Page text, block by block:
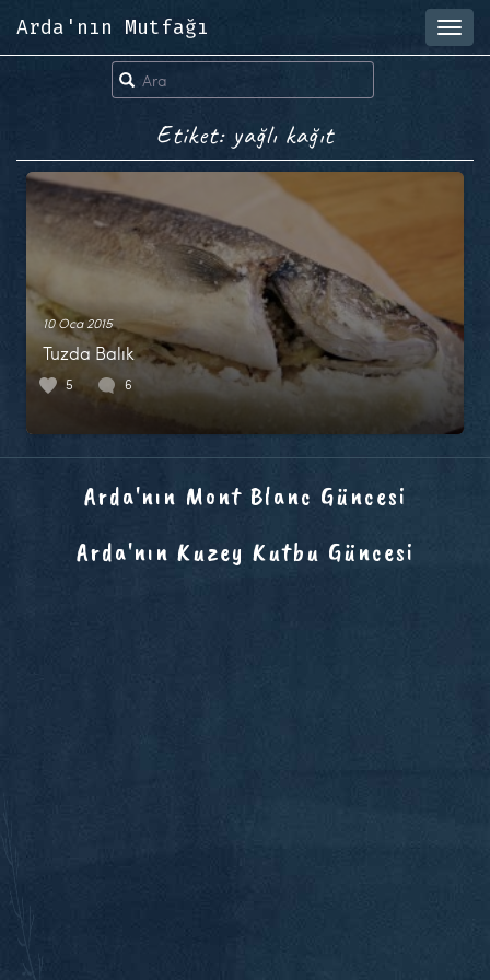
Arda'nın Mutfağı
Etiket: yağlı kağıt
10 Oca 2015
Tuzda Balık
5 6
Arda'nın Mont Blanc Güncesi
Arda'nın Kuzey Kutbu Güncesi